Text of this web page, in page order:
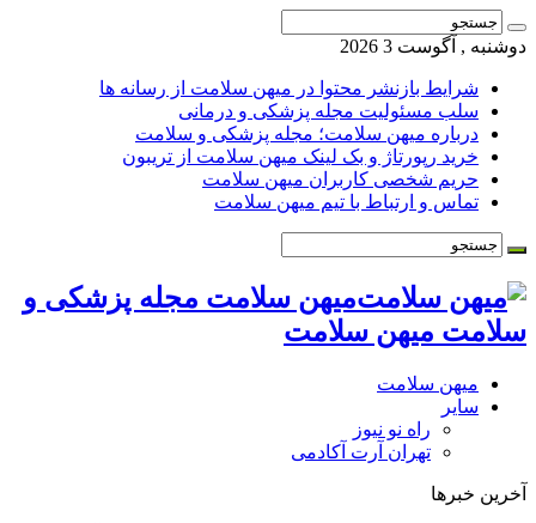
دوشنبه , آگوست 3 2026
شرایط بازنشر محتوا در میهن سلامت از رسانه ها
سلب مسئولیت مجله پزشکی و درمانی
درباره میهن سلامت؛ مجله پزشکی و سلامت
خرید رپورتاژ و بک لینک میهن سلامت از تریبون
حریم شخصی کاربران میهن سلامت
تماس و ارتباط با تیم میهن سلامت
میهن سلامت مجله پزشکی و
سلامت میهن سلامت
میهن سلامت
سایر
راه نو نیوز
تهران آرت آکادمی
آخرین خبرها